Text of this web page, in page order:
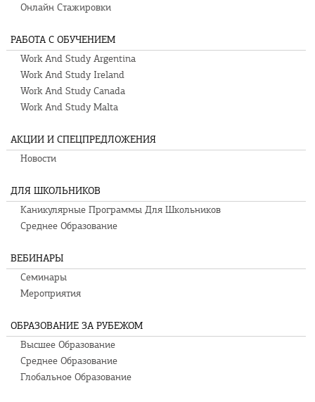
Онлайн Стажировки
РАБОТА С ОБУЧЕНИЕМ
Work And Study Argentina
Work And Study Ireland
Work And Study Canada
Work And Study Malta
АКЦИИ И СПЕЦПРЕДЛОЖЕНИЯ
Новости
ДЛЯ ШКОЛЬНИКОВ
Каникулярные Программы Для Школьников
Среднее Образование
ВЕБИНАРЫ
Семинары
Мероприятия
ОБРАЗОВАНИЕ ЗА РУБЕЖОМ
Высшее Образование
Среднее Образование
Глобальное Образование